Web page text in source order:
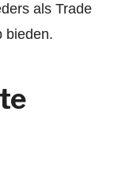
als Trade
bieden.